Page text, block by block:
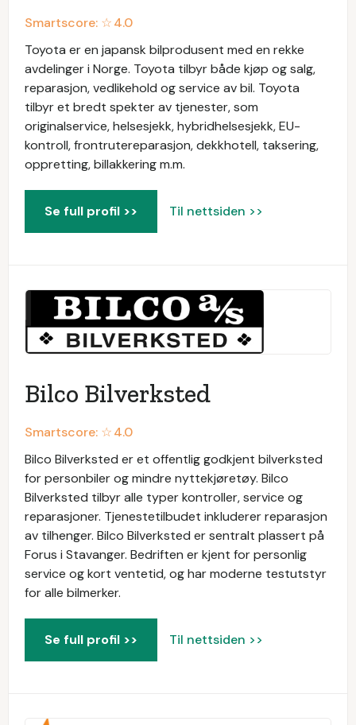
Smartscore: ☆4.0
Toyota er en japansk bilprodusent med en rekke
avdelinger i Norge. Toyota tilbyr både kjøp og salg,
reparasjon, vedlikehold og service av bil. Toyota
tilbyr et bredt spekter av tjenester, som
originalservice, helsesjekk, hybridhelsesjekk, EU-
kontroll, frontrutereparasjon, dekkhotell, taksering,
oppretting, billakkering m.m.
Se full profil >> Til nettsiden >>
Bilco Bilverksted
Smartscore: ☆4.0
Bilco Bilverksted er et offentlig godkjent bilverksted
for personbiler og mindre nyttekjøretøy. Bilco
Bilverksted tilbyr alle typer kontroller, service og
reparasjoner. Tjenestetilbudet inkluderer reparasjon
av tilhenger. Bilco Bilverksted er sentralt plassert på
Forus i Stavanger. Bedriften er kjent for personlig
service og kort ventetid, og har moderne testutstyr
for alle bilmerker.
Se full profil >> Til nettsiden >>